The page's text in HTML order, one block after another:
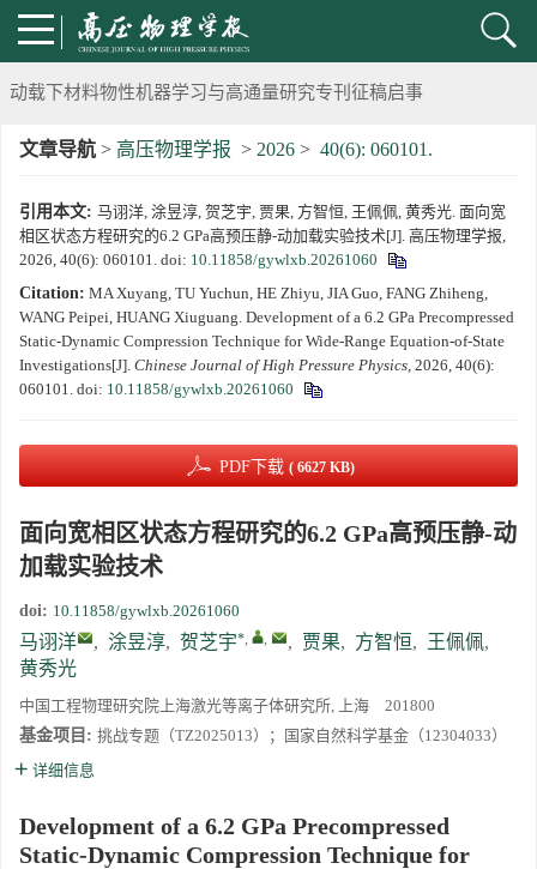
《高压物理学报》将于2025年1月由双月刊变更为月刊
动载下材料物性机器学习与高通量研究专刊征稿启事
《高压物理学报》第二届青年编委会招募启事
《高压物理学报》2023年度优秀审稿人和优秀论文评选结果
第二十一届中国高压科学学术会议第一轮通知
通知
《高压物理学报》第三届青年编委会招募启事
文章导航 > 高压物理学报 > 2026 > 40(6): 060101.
引用本文: 马诩洋, 涂昱淳, 贺芝宇, 贾果, 方智恒, 王佩佩, 黄秀光. 面向宽
相区状态方程研究的6.2 GPa高预压静-动加载实验技术[J]. 高压物理学报,
2026, 40(6): 060101. doi: 10.11858/gywlxb.20261060
Citation: MA Xuyang, TU Yuchun, HE Zhiyu, JIA Guo, FANG Zhiheng,
WANG Peipei, HUANG Xiuguang. Development of a 6.2 GPa Precompressed
Static-Dynamic Compression Technique for Wide-Range Equation-of-State
Investigations[J]. Chinese Journal of High Pressure Physics, 2026, 40(6):
060101. doi: 10.11858/gywlxb.20261060
PDF下载 ( 6627 KB)
面向宽相区状态方程研究的6.2 GPa高预压静-动
加载实验技术
doi: 10.11858/gywlxb.20261060
马诩洋 , 涂昱淳, 贺芝宇*, , , 贾果, 方智恒, 王佩佩,
黄秀光
中国工程物理研究院上海激光等离子体研究所, 上海 201800
基金项目: 挑战专题（TZ2025013）；国家自然科学基金（12304033）
详细信息
Development of a 6.2 GPa Precompressed
Static-Dynamic Compression Technique for